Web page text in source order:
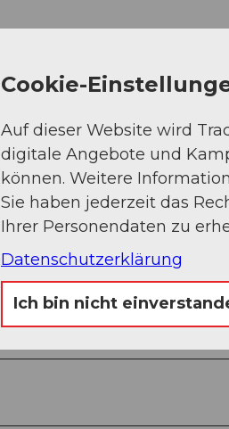
Cookie-
Auf dieser Website wird
digitale Angebote und
können. Weitere
Sie haben jederzeit das
Ihrer Personendaten zu
Datenschutzerklärung
Ich bin nicht